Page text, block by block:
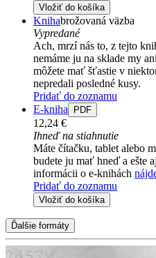
Vložiť do košíka
Knihabrožovaná väzba
Vypredané
Ach, mrzí nás to, z tejto
nemáme ju na sklade my
môžete mať šťastie v
nepredali posledné kusy.
Pridať do zoznamu
E-kniha
PDF
12,24 €
Ihneď na stiahnutie
Máte čítačku, tablet alebo
budete ju mať hneď a ešte
informácii o e-knihách
Pridať do zoznamu
Vložiť do košíka
Ďalšie formáty